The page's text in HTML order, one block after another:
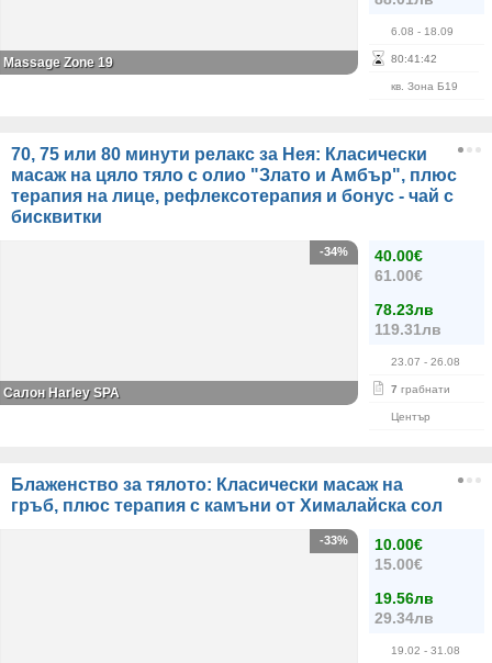
6.08 - 18.09
80:41 :42
кв. Зона Б19
Massage Zone 19
70, 75 или 80 минути релакс за Нея: Класически
масаж на цяло тяло с олио "Злато и Амбър", плюс
терапия на лице, рефлексотерапия и бонус - чай с
бисквитки
40.00€
61.00€
78.23лв
119.31лв
23.07 - 26.08
7 грабнати
Център
-34%
Салон Harley SPA
Блаженство за тялото: Класически масаж на
гръб, плюс терапия с камъни от Хималайска сол
10.00€
15.00€
19.56лв
29.34лв
19.02 - 31.08
-33%